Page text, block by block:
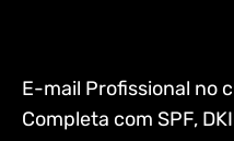
E-mail Profissional no
Completa com SPF,